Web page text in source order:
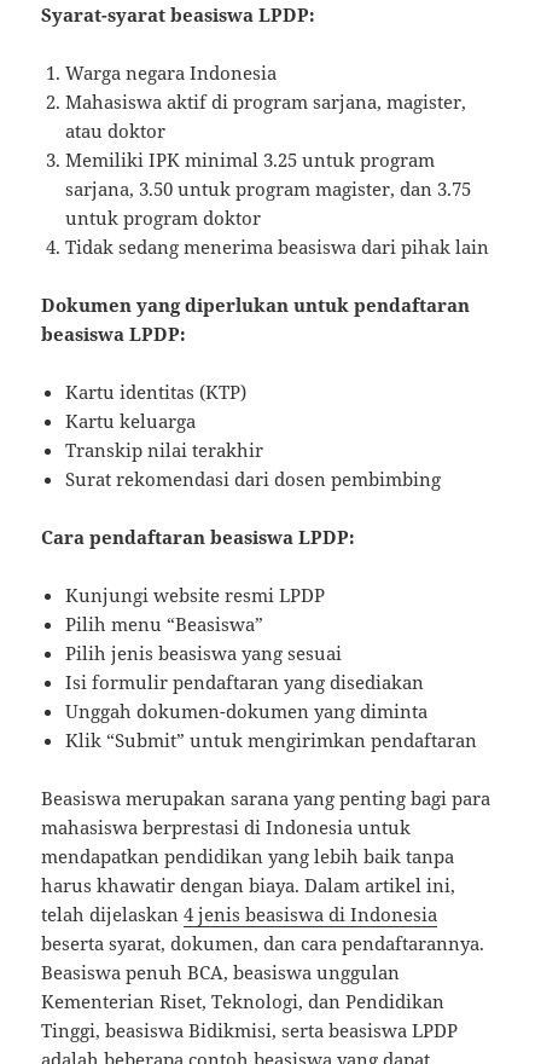
Syarat-syarat beasiswa LPDP:
Warga negara Indonesia
Mahasiswa aktif di program sarjana, magister,
atau doktor
Memiliki IPK minimal 3.25 untuk program
sarjana, 3.50 untuk program magister, dan 3.75
untuk program doktor
Tidak sedang menerima beasiswa dari pihak lain
Dokumen yang diperlukan untuk pendaftaran
beasiswa LPDP:
Kartu identitas (KTP)
Kartu keluarga
Transkip nilai terakhir
Surat rekomendasi dari dosen pembimbing
Cara pendaftaran beasiswa LPDP:
Kunjungi website resmi LPDP
Pilih menu “Beasiswa”
Pilih jenis beasiswa yang sesuai
Isi formulir pendaftaran yang disediakan
Unggah dokumen-dokumen yang diminta
Klik “Submit” untuk mengirimkan pendaftaran
Beasiswa merupakan sarana yang penting bagi para
mahasiswa berprestasi di Indonesia untuk
mendapatkan pendidikan yang lebih baik tanpa
harus khawatir dengan biaya. Dalam artikel ini,
telah dijelaskan4 jenis beasiswa di Indonesia
beserta syarat, dokumen, dan cara pendaftarannya.
Beasiswa penuh BCA, beasiswa unggulan
Kementerian Riset, Teknologi, dan Pendidikan
Tinggi, beasiswa Bidikmisi, serta beasiswa LPDP
adalah beberapa contoh beasiswa yang dapat